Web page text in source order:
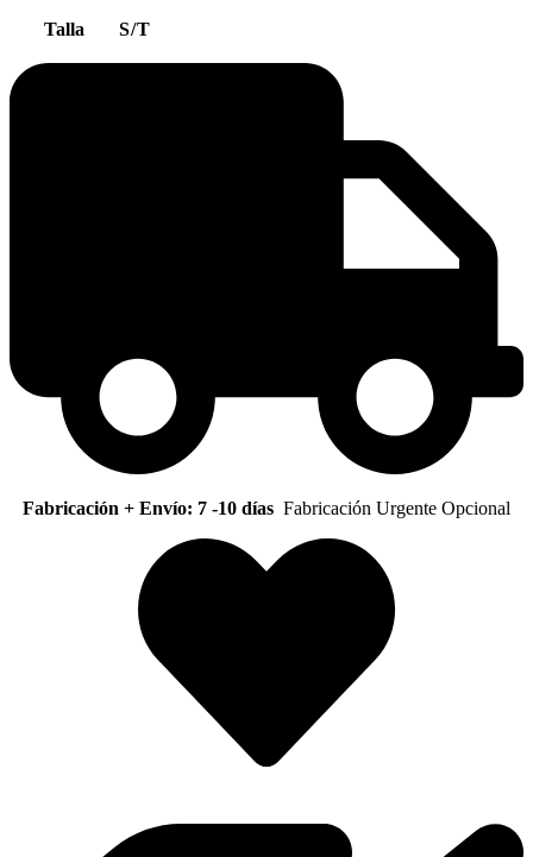
Talla S/T
Fabricación + Envío: 7 -10 días Fabricación Urgente Opcional